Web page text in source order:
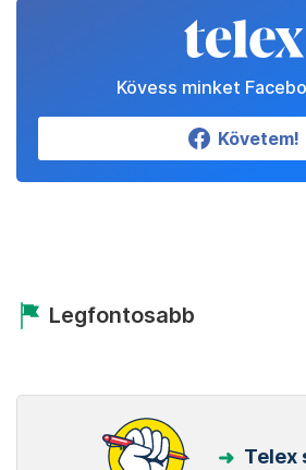
Kövess minket
Követem!
Legfontosabb
Telex